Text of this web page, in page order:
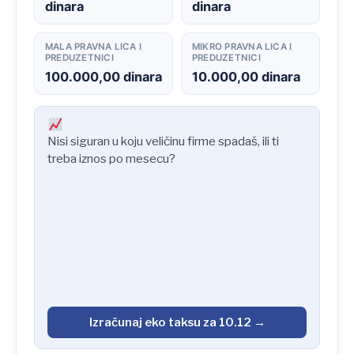
dinara dinara
MALA PRAVNA LICA I
PREDUZETNICI
100.000,00 dinara
MIKRO PRAVNA LICA I
PREDUZETNICI
10.000,00 dinara
Nisi siguran u koju veličinu firme spadaš, ili ti
treba iznos po mesecu?
Izračunaj eko taksu za 10.12 →